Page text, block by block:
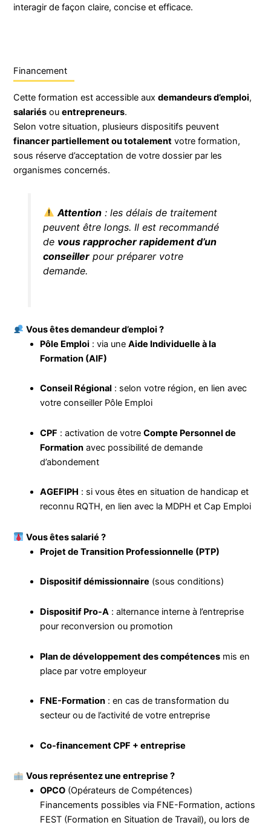
interagir de façon claire, concise et efficace.
Financement
Cette formation est accessible auxdemandeurs d’emploi,
salariés ouentrepreneurs.
Selon votre situation, plusieurs dispositifs peuvent
financer partiellement ou totalement votre formation,
sous réserve d’acceptation de votre dossier par les
organismes concernés.
Attention: les délais de traitement
peuvent être longs. Il est recommandé
de vous rapprocher rapidement d’un
conseiller pour préparer votre
demande.
Vous êtes demandeur d’emploi ?
Pôle Emploi : via uneAide Individuelle à la
Formation (AIF)
Conseil Régional : selon votre région, en lien avec
votre conseiller Pôle Emploi
CPF : activation de votreCompte Personnel de
Formation avec possibilité de demande
d’abondement
AGEFIPH : si vous êtes en situation de handicap et
reconnu RQTH, en lien avec la MDPH et Cap Emploi
Vous êtes salarié ?
Projet de Transition Professionnelle (PTP)
Dispositif démissionnaire (sous conditions)
Dispositif Pro-A : alternance interne à l’entreprise
pour reconversion ou promotion
Plan de développement des compétences mis en
place par votre employeur
FNE-Formation : en cas de transformation du
secteur ou de l’activité de votre entreprise
Co-financement CPF + entreprise
Vous représentez une entreprise ?
OPCO (Opérateurs de Compétences)
Financements possibles via FNE-Formation, actions
FEST (Formation en Situation de Travail), ou lors de